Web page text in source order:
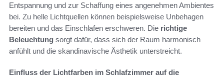
Entspannung und zur Schaffung eines angenehmen Ambientes
bei. Zu helle Lichtquellen können beispielsweise Unbehagen
bereiten und das Einschlafen erschweren. Die richtige
Beleuchtung sorgt dafür, dass sich der Raum harmonisch
anfühlt und die skandinavische Ästhetik unterstreicht.
Einfluss der Lichtfarben im Schlafzimmer auf die